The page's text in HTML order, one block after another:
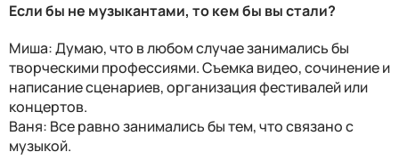
Если бы не музыкантами, то кем бы вы стали?
Миша: Думаю, что в любом случае занимались бы
творческими профессиями. Съемка видео, сочинение и
написание сценариев, организация фестивалей или
концертов.
Ваня: Все равно занимались бы тем, что связано с
музыкой.